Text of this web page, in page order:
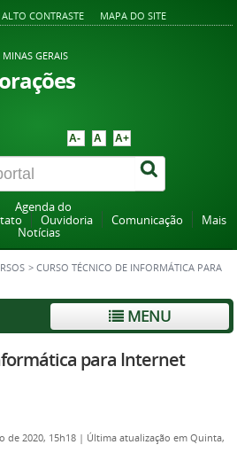
ALTO CONTRASTE MAPA DO SITE
GERAIS
A- A A+
Agenda do
Ouvidoria Comunicação
Mais
Notícias
> CURSO TÉCNICO DE INFORMÁTICA PARA
MENU
para Internet
de 2020, 15h18 | Última atualização em Quinta,